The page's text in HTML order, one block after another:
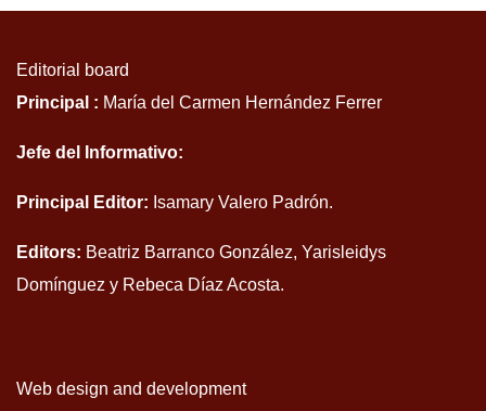
Editorial board
Principal : María del Carmen Hernández Ferrer
Jefe del Informativo:
Principal Editor: Isamary Valero Padrón.
Editors: Beatriz Barranco González, Yarisleidys
Domínguez y Rebeca Díaz Acosta.
Web design and development